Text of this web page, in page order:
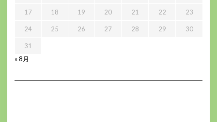
17 18 19 20 21 22 23
24 25 26 27 28 29 30
31
« 8月